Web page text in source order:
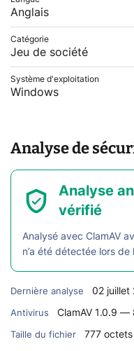
Anglais
Catégorie
Jeu de société
Système d'exploitation
Windows
Analyse de
Analyse
vérifié
Analysé avec ClamAV
n’a été détectée lors de
Dernière analyse 02 juillet
Antivirus ClamAV 1.0.9 —
Taille du fichier 777 octets